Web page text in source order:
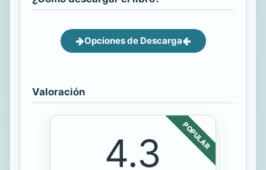
Opciones de Descarga
Valoración
POPULAR
4.3